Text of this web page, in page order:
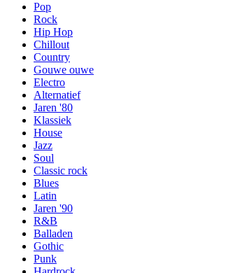
Pop
Rock
Hip Hop
Chillout
Country
Gouwe ouwe
Electro
Alternatief
Jaren '80
Klassiek
House
Jazz
Soul
Classic rock
Blues
Latin
Jaren '90
R&B
Balladen
Gothic
Punk